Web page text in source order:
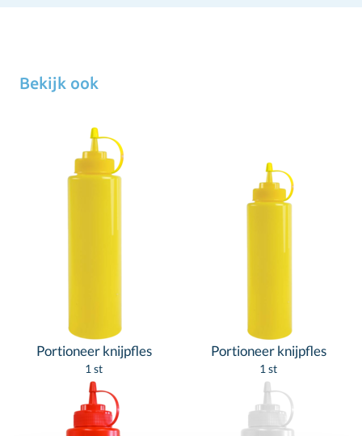
Bekijk ook
Portioneer knijpfles
1 st
Portioneer knijpfles
1 st